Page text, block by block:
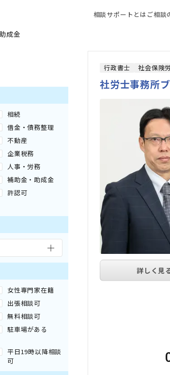
相談サポートとは ご相談
・助成金に強い専門家の検索
成金
相続
借金・債務整理
不動産
企業税務
人事・労務
補助金・助成金
許認可
女性専門家在籍
出張相談可
無料相談可
駐車場がある
平日19時以降相談
可
行政書士 社会保険
社労士事務所
詳しく見